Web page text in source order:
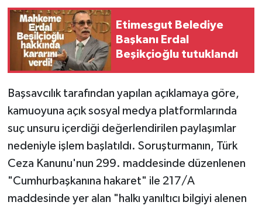
Etimesgut Belediye
Başkanı Erdal
Beşikçioğlu tutuklandı
Başsavcılık tarafından yapılan açıklamaya göre,
kamuoyuna açık sosyal medya platformlarında
suç unsuru içerdiği değerlendirilen paylaşımlar
nedeniyle işlem başlatıldı. Soruşturmanın, Türk
Ceza Kanunu'nun 299. maddesinde düzenlenen
"Cumhurbaşkanına hakaret" ile 217/A
maddesinde yer alan "halkı yanıltıcı bilgiyi alenen